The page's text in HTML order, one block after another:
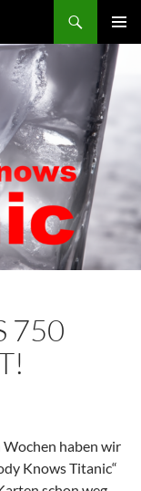
MENÜ
750
haben wir
Knows Titanic“